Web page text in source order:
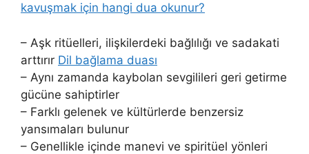
kavuşmak için hangi dua okunur?
– Aşk ritüelleri, ilişkilerdeki bağlılığı ve sadakati
arttırır Dil bağlama duası
– Aynı zamanda kaybolan sevgilileri geri getirme
gücüne sahiptirler
– Farklı gelenek ve kültürlerde benzersiz
yansımaları bulunur
– Genellikle içinde manevi ve spiritüel yönleri